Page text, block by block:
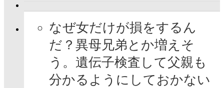
なぜ女だけが損をするん
だ？異母兄弟とか増えそ
う。遺伝子検査して父親も
分かるようにしておかない